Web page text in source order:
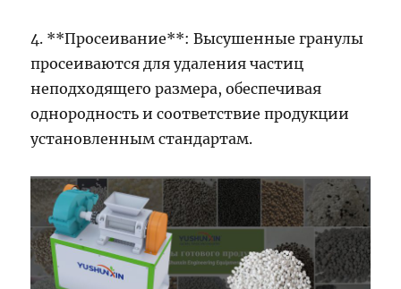
4. **Просеивание**: Высушенные гранулы
просеиваются для удаления частиц
неподходящего размера, обеспечивая
однородность и соответствие продукции
установленным стандартам.